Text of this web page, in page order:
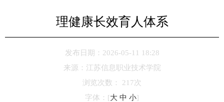
理健康长效育人体系
发布日期：2026-05-11 18:28
来源： 江苏信息职业技术学院
浏览次数：
217次
字体： [大 中 小]